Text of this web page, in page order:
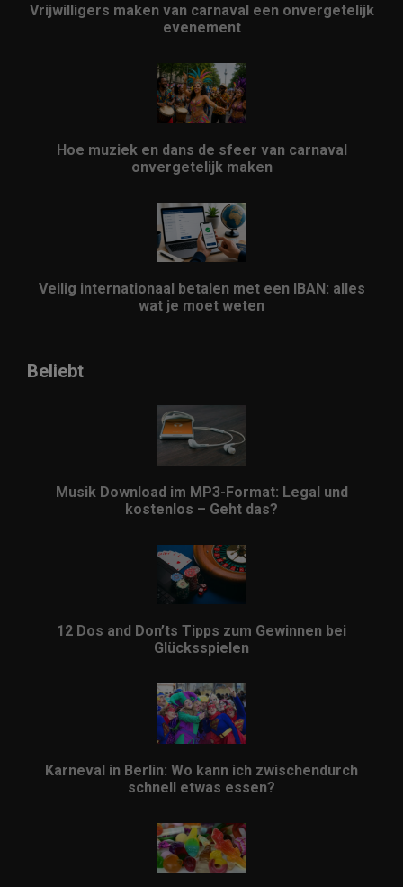
Vrijwilligers maken van carnaval een onvergetelijk
evenement
Hoe muziek en dans de sfeer van carnaval
onvergetelijk maken
Veilig internationaal betalen met een IBAN: alles
wat je moet weten
Beliebt
Musik Download im MP3-Format: Legal und
kostenlos – Geht das?
12 Dos and Don’ts Tipps zum Gewinnen bei
Glücksspielen
Karneval in Berlin: Wo kann ich zwischendurch
schnell etwas essen?